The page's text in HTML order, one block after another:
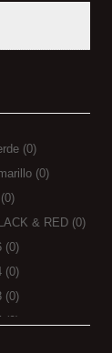
(0)
(0)
(0)
& RED (0)
(0)
(0)
(0)
(0)